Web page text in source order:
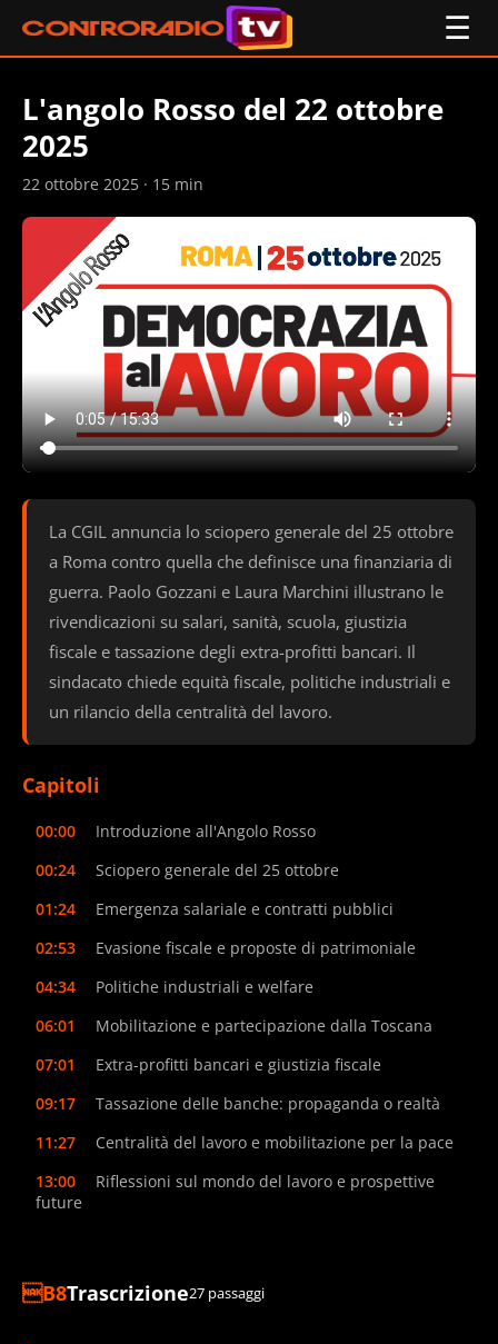
☰
L'angolo Rosso del 22 ottobre
2025
22 ottobre 2025 · 15 min
La CGIL annuncia lo sciopero generale del 25 ottobre
a Roma contro quella che definisce una finanziaria di
guerra. Paolo Gozzani e Laura Marchini illustrano le
rivendicazioni su salari, sanità, scuola, giustizia
fiscale e tassazione degli extra-profitti bancari. Il
sindacato chiede equità fiscale, politiche industriali e
un rilancio della centralità del lavoro.
Capitoli
00:00
Introduzione all'Angolo Rosso
00:24
Sciopero generale del 25 ottobre
01:24
Emergenza salariale e contratti pubblici
02:53
Evasione fiscale e proposte di patrimoniale
04:34
Politiche industriali e welfare
06:01
Mobilitazione e partecipazione dalla Toscana
07:01
Extra-profitti bancari e giustizia fiscale
09:17
Tassazione delle banche: propaganda o realtà
11:27
Centralità del lavoro e mobilitazione per la pace
13:00
Riflessioni sul mondo del lavoro e prospettive
future
Trascrizione27 passaggi